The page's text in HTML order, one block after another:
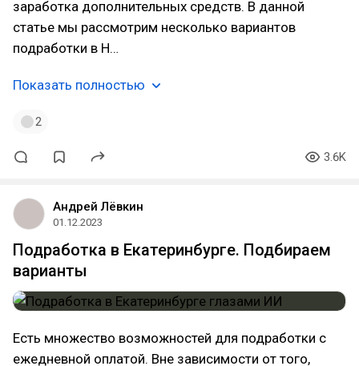
заработка дополнительных средств. В данной
статье мы рассмотрим несколько вариантов
подработки в Н…
Показать полностью
2
3.6K
Андрей Лёвкин
01.12.2023
Подработка в Екатеринбурге. Подбираем
варианты
Есть множество возможностей для подработки с
ежедневной оплатой. Вне зависимости от того,